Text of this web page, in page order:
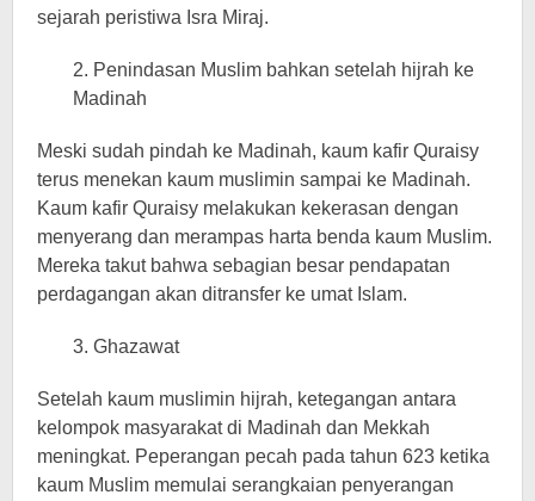
sejarah peristiwa Isra Miraj.
2. Penindasan Muslim bahkan setelah hijrah ke
Madinah
Meski sudah pindah ke Madinah, kaum kafir Quraisy
terus menekan kaum muslimin sampai ke Madinah.
Kaum kafir Quraisy melakukan kekerasan dengan
menyerang dan merampas harta benda kaum Muslim.
Mereka takut bahwa sebagian besar pendapatan
perdagangan akan ditransfer ke umat Islam.
3. Ghazawat
Setelah kaum muslimin hijrah, ketegangan antara
kelompok masyarakat di Madinah dan Mekkah
meningkat. Peperangan pecah pada tahun 623 ketika
kaum Muslim memulai serangkaian penyerangan